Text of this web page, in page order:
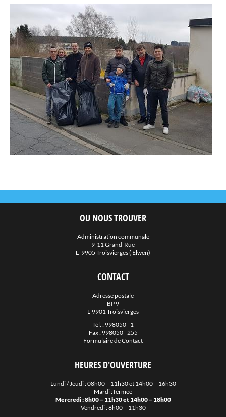
OU NOUS TROUVER
Administration communale
9-11 Grand-Rue
L- 9905 Troisvierges ( Ëlwen)
CONTACT
Adresse postale
BP 9
L-9901 Troisvierges
Tél. : 998050 - 1
Fax : 998050 - 255
Formulaire de Contact
HEURES D'OUVERTURE
Lundi / Jeudi : 08h00 – 11h30 et 14h00 – 16h30
Mardi : fermee
Mercredi : 8h00 – 11h30 et 14h00 – 18h00
Vendredi : 8h00 – 11h30